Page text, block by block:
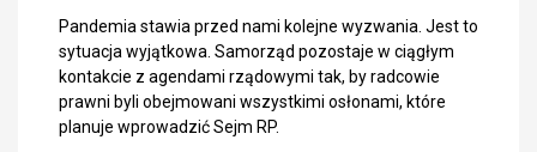
Pandemia stawia przed nami kolejne wyzwania. Jest to
sytuacja wyjątkowa. Samorząd pozostaje w ciągłym
kontakcie z agendami rządowymi tak, by radcowie
prawni byli obejmowani wszystkimi osłonami, które
planuje wprowadzić Sejm RP.